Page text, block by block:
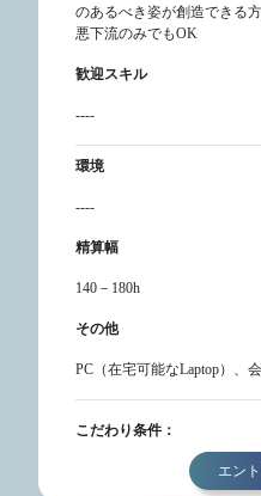
のあるべき姿が創造できる
悪下流のみでもOK
歓迎スキル
----
環境
----
精算幅
140－180h
その他
PC（在宅可能なLaptop）、
こだわり条件：
エン